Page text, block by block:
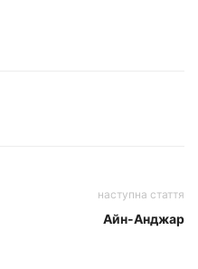
наступна стаття
Айн-Анджар